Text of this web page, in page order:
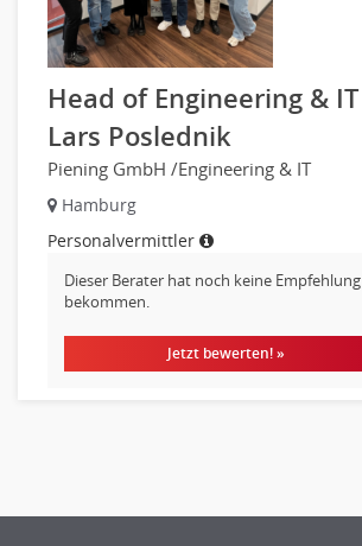
Grafik- und Kommunikationsdesign
Medien-, Screen-, Webdesign
Modedesign, Schmuckdesign
Produktdesign, Industriedesign
Theater, Schauspiel, Musik, Tanz
Beschaffungslogistik
Disposition
Einkauf
Logistik
Entsorgungslogistik
Fuhrparkmanagement
Lagerlogistik
Head of Engineering & IT
Lars Poslednik
Piening GmbH /Engineering & IT
Hamburg
Personalvermittler
Dieser Berater hat noch keine Empfehlung
bekommen.
Jetzt bewerten! »